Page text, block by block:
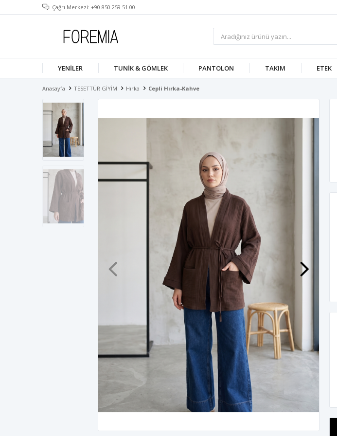
Çağrı Merkezi: +90 850 259 51 00
YENILER TUNIK & GÖMLEK PANTOLON TAKIM ETEK
Anasayfa TESETTÜR GİYİM Hırka Cepli Hırka-Kahve